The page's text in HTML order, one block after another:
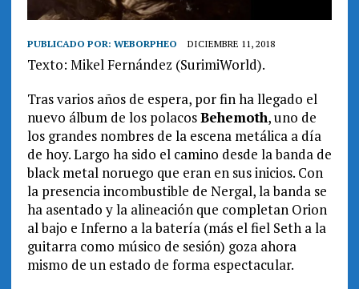
PUBLICADO POR: WEBORPHEO DICIEMBRE 11, 2018
Texto: Mikel Fernández (SurimiWorld).
Tras varios años de espera, por fin ha llegado el
nuevo álbum de los polacosBehemoth, uno de
los grandes nombres de la escena metálica a día
de hoy. Largo ha sido el camino desde la banda de
black metal noruego que eran en sus inicios. Con
la presencia incombustible de Nergal, la banda se
ha asentado y la alineación que completan Orion
al bajo e Inferno a la batería (más el fiel Seth a la
guitarra como músico de sesión) goza ahora
mismo de un estado de forma espectacular.